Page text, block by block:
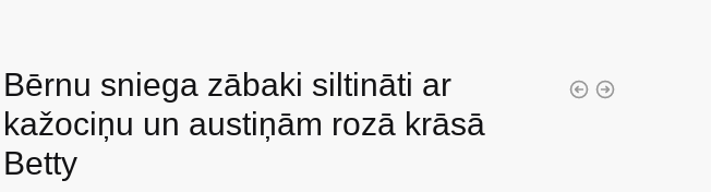
Bērnu sniega zābaki siltināti ar
kažociņu un austiņām rozā krāsā
Betty